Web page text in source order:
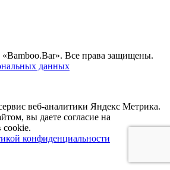
«Bamboo.Bar». Все права защищены.
данных
веб-аналитики Яндекс Метрика.
вы даете согласие на
cookie.
конфиденциальности